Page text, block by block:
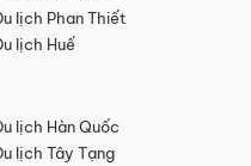
lịch Phan Thiết
lịch Huế
lịch Hàn Quốc
lịch Tây Tạng